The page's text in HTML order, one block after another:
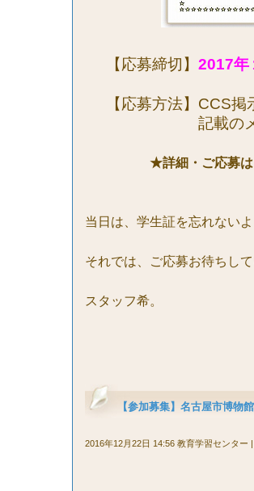
【応募締切】 2017年
【応募方法】 CCS掲
記載の
★詳細・ご応募は
当日は、学生証を忘れない
それでは、ご応募お待ちして
スタッフ希。
【参加募集】名古屋市博物
2016年12月22日 14:56 教育学習センター |